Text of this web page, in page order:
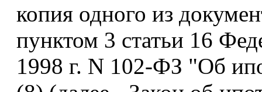
копия одного из
пунктом 3 статьи 16
1998 г. N 102-ФЗ "Об